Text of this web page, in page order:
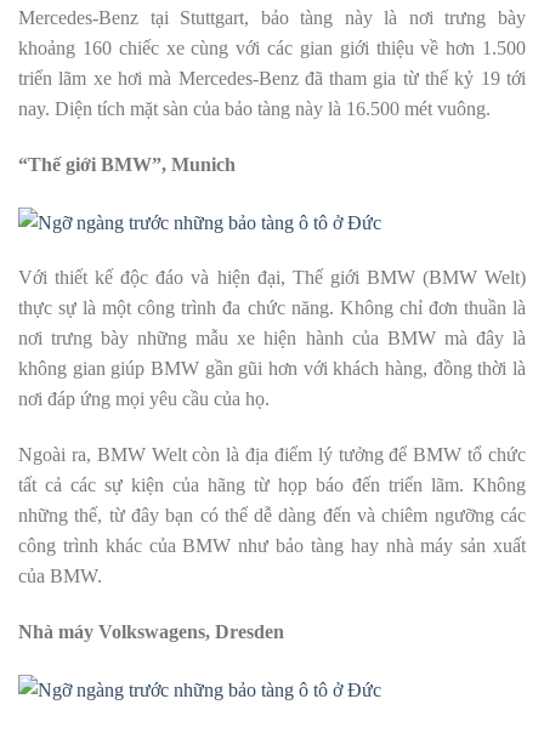
Mercedes-Benz tại Stuttgart, bảo tàng này là nơi trưng bày
khoảng 160 chiếc xe cùng với các gian giới thiệu về hơn 1.500
triển lãm xe hơi mà Mercedes-Benz đã tham gia từ thế kỷ 19 tới
nay. Diện tích mặt sàn của bảo tàng này là 16.500 mét vuông.
“Thế giới BMW”, Munich
Với thiết kế độc đáo và hiện đại, Thế giới BMW (BMW Welt)
thực sự là một công trình đa chức năng. Không chỉ đơn thuần là
nơi trưng bày những mẫu xe hiện hành của BMW mà đây là
không gian giúp BMW gần gũi hơn với khách hàng, đồng thời là
nơi đáp ứng mọi yêu cầu của họ.
Ngoài ra, BMW Welt còn là địa điểm lý tưởng để BMW tổ chức
tất cả các sự kiện của hãng từ họp báo đến triển lãm. Không
những thế, từ đây bạn có thế dễ dàng đến và chiêm ngưỡng các
công trình khác của BMW như bảo tàng hay nhà máy sản xuất
của BMW.
Nhà máy Volkswagens, Dresden